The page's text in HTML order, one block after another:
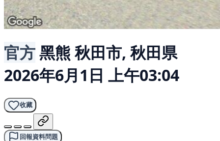
官方黑熊 秋田市, 秋田県
2026年6月1日 上午03:04
收藏
回報資料問題